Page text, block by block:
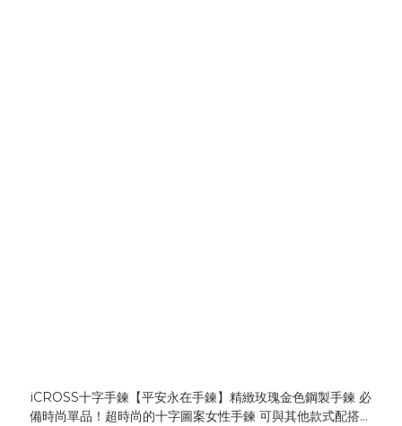
iCROSS十字手鍊【平安永在手鍊】精緻玫瑰金色鋼製手鍊 必
備時尚單品！超時尚的十字圖案女性手鍊 可與其他款式配搭成